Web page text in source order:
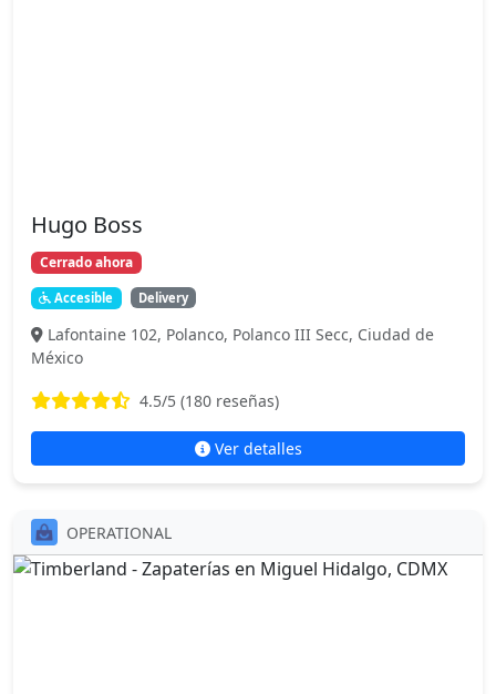
Hugo Boss
Cerrado ahora
Accesible Delivery
Lafontaine 102, Polanco, Polanco III Secc, Ciudad de
México
4.5/5 (180 reseñas)
Ver detalles
OPERATIONAL